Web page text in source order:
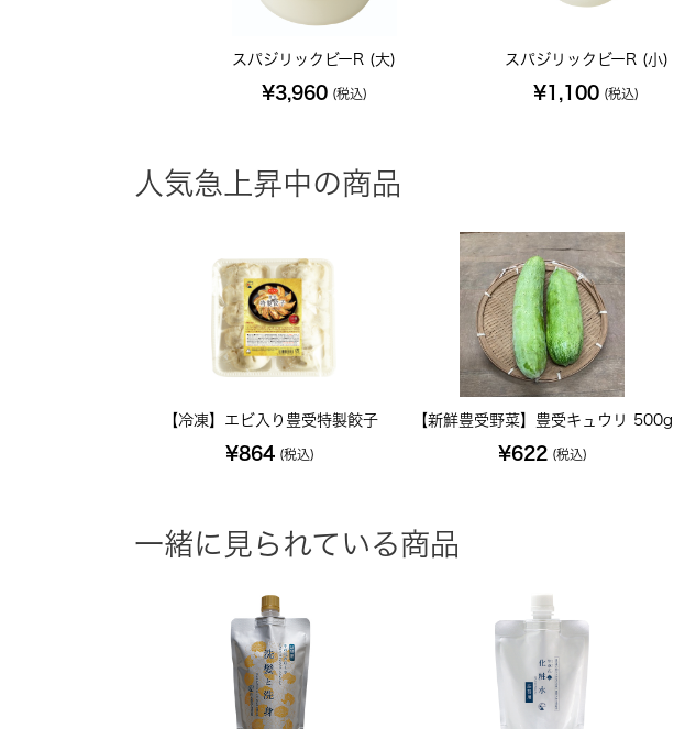
スパジリックビーR (大)
¥3,960 (税込)
スパジリックビーR (小)
¥1,100 (税込)
人気急上昇中の商品
【冷凍】エビ入り豊受特製餃子
¥864 (税込)
【新鮮豊受野菜】豊受キュウリ 500g
¥622 (税込)
一緒に見られている商品